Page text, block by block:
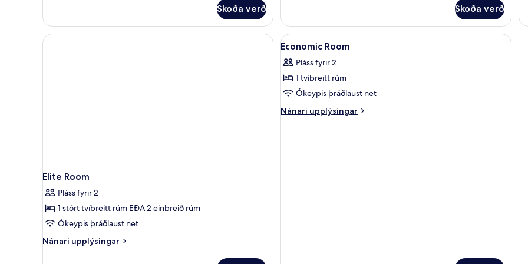
Skoða verð Skoða verð
Elite Room
Pláss fyrir 2
1 stórt tvíbreitt rúm EÐA 2 einbreið rúm
Ókeypis þráðlaust net
Nánari upplýsingar
Nánari
Skoða
allar
myndir
fyrir
Economic
Room
Dúnsængur, míníbar, öryggishólf í
3
Economic Room
Pláss fyrir 2
1 tvíbreitt rúm
Ókeypis þráðlaust net
Nánari upplýsingar
Nánari